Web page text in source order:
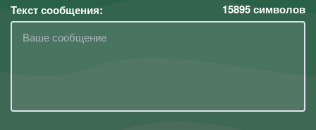
Текст сообщения: 15895символов